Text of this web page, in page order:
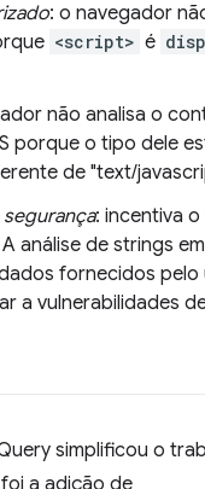
: o navegador
<script> é
não analisa o
porque o tipo dele
de "text/
: incentiva
A análise de strings
fornecidos pelo
a vulnerabilidades
simplificou o
a adição de